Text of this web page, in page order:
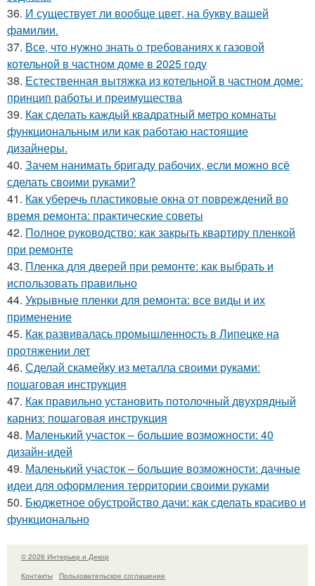
36. И существует ли вообще цвет, на букву вашей
фамилии.
37. Все, что нужно знать о требованиях к газовой
котельной в частном доме в 2025 году
38. Естественная вытяжка из котельной в частном доме:
принцип работы и преимущества
39. Как сделать каждый квадратный метро комнаты
функциональным или как работаю настоящие
дизайнеры.
40. Зачем нанимать бригаду рабочих, если можно всё
сделать своими руками?
41. Как уберечь пластиковые окна от повреждений во
время ремонта: практические советы
42. Полное руководство: как закрыть квартиру пленкой
при ремонте
43. Пленка для дверей при ремонте: как выбрать и
использовать правильно
44. Укрывные пленки для ремонта: все виды и их
применение
45. Как развивалась промышленность в Липецке на
протяжении лет
46. Сделай скамейку из металла своими руками:
пошаговая инструкция
47. Как правильно установить потолочный двухрядный
карниз: пошаговая инструкция
48. Маленький участок – большие возможности: 40
дизайн-идей
49. Маленький участок – большие возможности: дачные
идеи для оформления территории своими руками
50. Бюджетное обустройство дачи: как сделать красиво и
функционально
© 2026 Интерьер и Декор
Контакты
Пользовательское соглашение